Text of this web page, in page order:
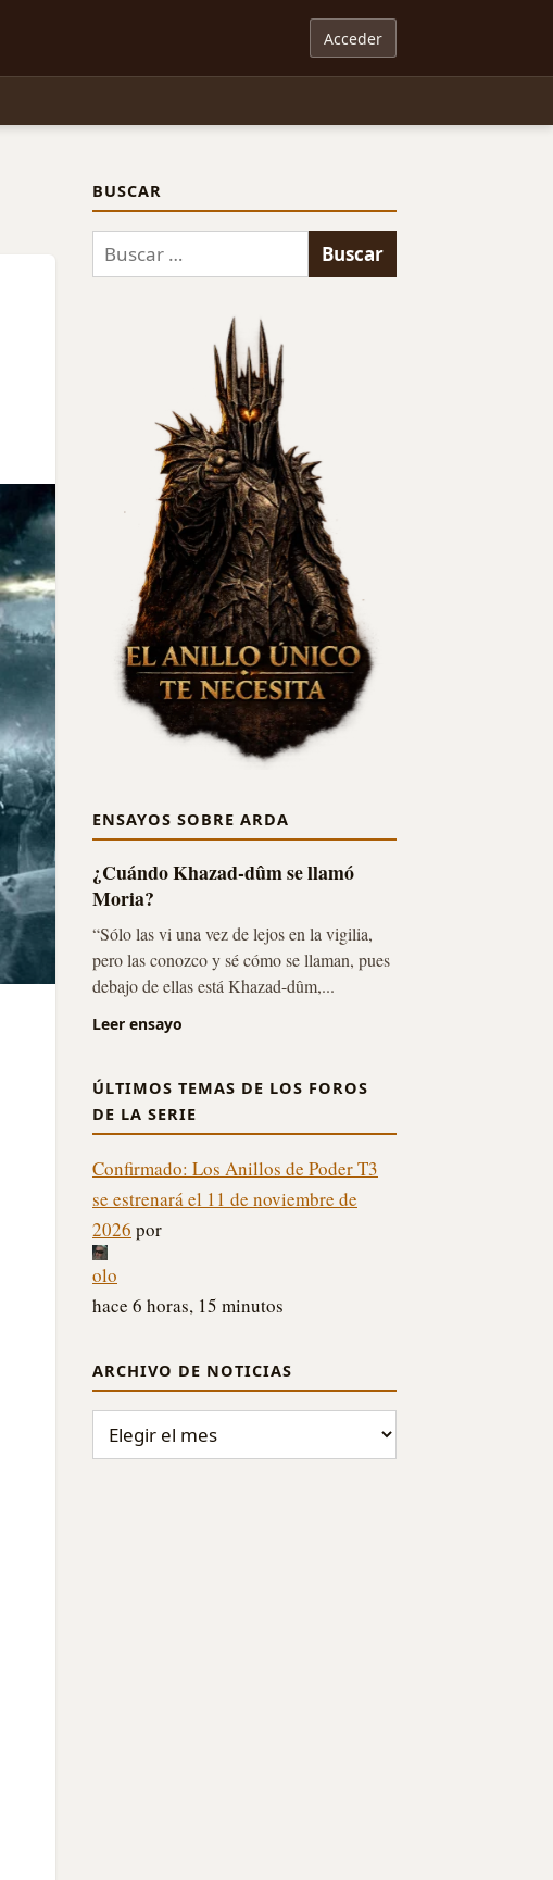
Acceder
BUSCAR
Buscar:
ENSAYOS SOBRE ARDA
¿Cuándo Khazad-dûm se llamó
Moria?
“Sólo las vi una vez de lejos en la vigilia,
pero las conozco y sé cómo se llaman, pues
debajo de ellas está Khazad-dûm,...
Leer ensayo
ÚLTIMOS TEMAS DE LOS FOROS
DE LA SERIE
Confirmado: Los Anillos de Poder T3
se estrenará el 11 de noviembre de
2026 por
olo
hace 6 horas, 15 minutos
ARCHIVO DE NOTICIAS
ARCHIVO DE NOTICIAS